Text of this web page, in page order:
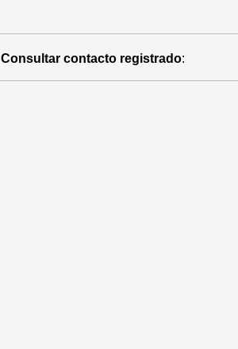
Consultar contacto registrado: